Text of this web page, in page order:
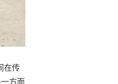
在传
方面